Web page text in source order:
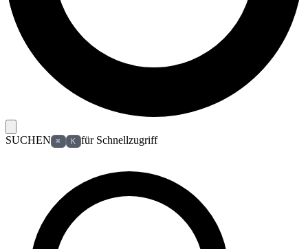
SUCHEN ⌘ K für Schnellzugriff